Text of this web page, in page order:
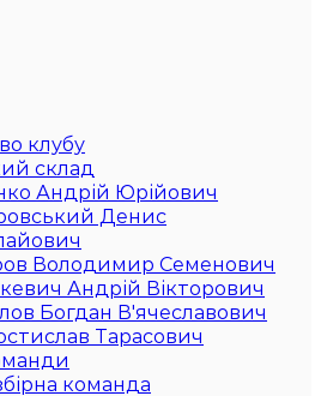
клубу
склад
Андрій Юрійович
Денис
Володимир Семенович
Андрій Вікторович
Богдан В'ячеславович
Тарасович
команда